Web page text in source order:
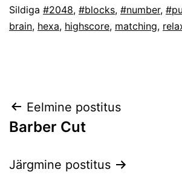
Sildiga #2048, #blocks, #number,
brain, hexa, highscore, matching,
Navigeerimine
Eelmine postitus
Barber Cut
Järgmine postitus